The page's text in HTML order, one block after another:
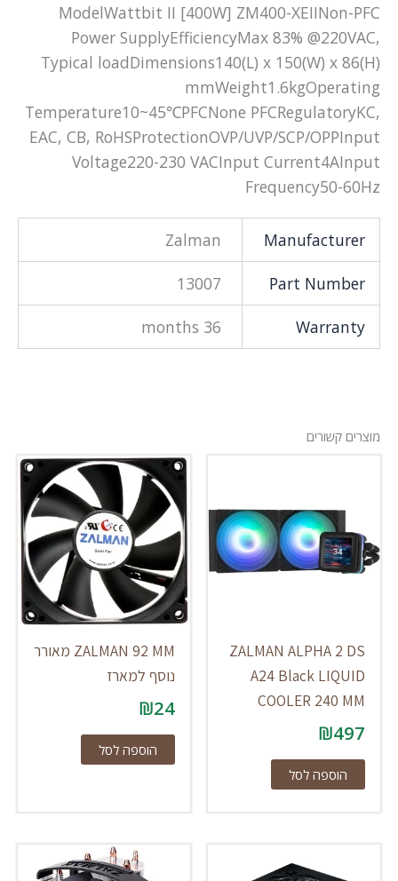
ModelWattbit II [400W] ZM400-XEIINon-PFC
Power SupplyEfficiencyMax 83% @220VAC,
Typical loadDimensions140(L) x 150(W) x 86(H)
mmWeight1.6kgOperating
Temperature10~45℃PFCNone PFCRegulatoryKC,
EAC, CB, RoHSProtectionOVP/UVP/SCP/OPPInput
Voltage220-230 VACInput Current4AInput
Frequency50-60Hz
Manufacturer
Zalman
Part Number
13007
Warranty
36 months
מוצרים קשורים
ZALMAN ALPHA 2 DS
A24 Black LIQUID
COOLER 240 MM
₪497
הוספה לסל
ZALMAN 92 MM מאורר
נוסף למארז
₪24
הוספה לסל